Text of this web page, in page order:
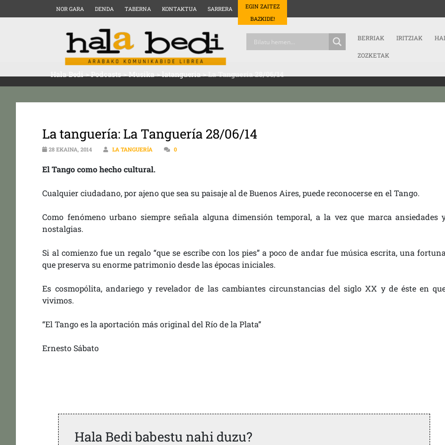
NOR GARA DENDA TABERNA KONTAKTUA SARRERA
EGIN ZAITEZ
BAZKIDE!
BERRIAK IRITZIAK
ZOZKETAK
Hala Bedi>Podcasts>Musika>latangueria>La Tanguería 28/06/14
La tanguería: La Tanguería 28/06/14
28 EKAINA, 2014 LA TANGUERÍA 0
El Tango como hecho cultural.
Cualquier ciudadano, por ajeno que sea su paisaje al de Buenos Aires, puede reconocerse en el Tango.
Como fenómeno urbano siempre señala alguna dimensión temporal, a la vez que marca ansiedades
nostalgias.
Si al comienzo fue un regalo “que se escribe con los pies” a poco de andar fue música escrita, una
que preserva su enorme patrimonio desde las épocas iniciales.
Es cosmopólita, andariego y revelador de las cambiantes circunstancias del siglo XX y de éste en
vivimos.
“El Tango es la aportación más original del Río de la Plata”
Ernesto Sábato
Hala Bedi babestu nahi duzu?